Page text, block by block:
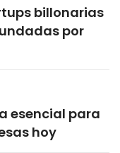
billonarias
por
esencial para
hoy